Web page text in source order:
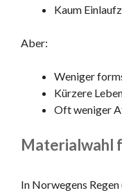
Kaum
Aber:
Weniger
Kürzere
Oft weniger
Materialwahl
In Norwegens